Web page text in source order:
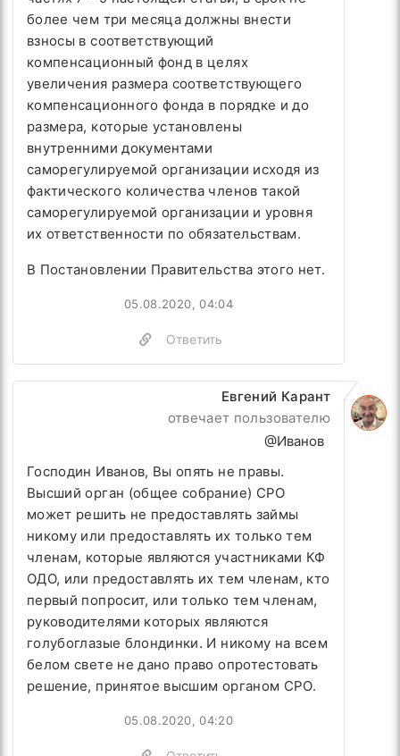
более чем три месяца должны внести
взносы в соответствующий
компенсационный фонд в целях
увеличения размера соответствующего
компенсационного фонда в порядке и до
размера, которые установлены
внутренними документами
саморегулируемой организации исходя из
фактического количества членов такой
саморегулируемой организации и уровня
их ответственности по обязательствам.
В Постановлении Правительства этого нет.
Ответить
05.08.2020, 04:04
Евгений Карант
отвечает пользователю
@Иванов
Господин Иванов, Вы опять не правы.
Высший орган (общее собрание) СРО
может решить не предоставлять займы
никому или предоставлять их только тем
членам, которые являются участниками КФ
ОДО, или предоставлять их тем членам, кто
первый попросит, или только тем членам,
руководителями которых являются
голубоглазые блондинки. И никому на всем
белом свете не дано право опротестовать
решение, принятое высшим органом СРО.
05.08.2020, 04:20